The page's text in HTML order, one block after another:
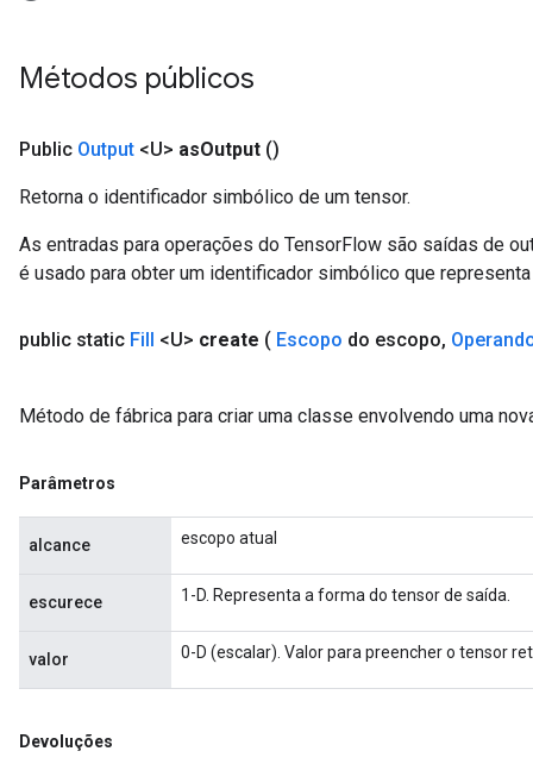
Métodos públicos
Public Output <U> asOutput ()
Retorna o identificador simbólico de um tensor.
As entradas para operações do TensorFlow são saídas de
é usado para obter um identificador simbólico que
public static Fill <U> create ( Escopo do escopo,
Método de fábrica para criar uma classe envolvendo uma
Parâmetros
alcance escopo atual
escurece 1-D. Representa a forma do tensor de saída.
valor 0-D (escalar). Valor para preencher o tensor
Devoluções